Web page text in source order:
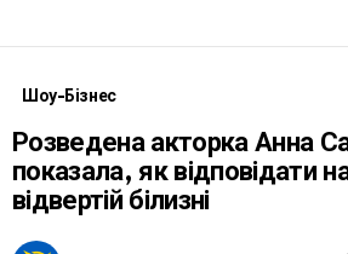
Шоу-Бізнес
Розведена акторка Анна
показала, як відповідати
відвертій білизні